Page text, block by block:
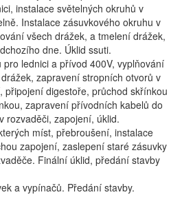
instalace světelných okruhů v
Instalace zásuvkového okruhu v
všech drážek, a tmelení drážek,
dne. Úklid ssuti.
lednici a přívod 400V, vyplňování
zapravení stropních otvorů v
připojení digestoře, průchod skřínkou
zapravení přívodních kabelů do
rozvaděči, zapojení, úklid.
míst, přebroušení, instalace
zapojení, zaslepení staré zásuvky
Finální úklid, předání stavby
a vypínačů. Předání stavby.